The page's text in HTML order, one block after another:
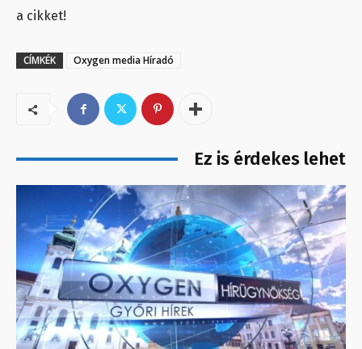
a cikket!
CÍMKÉK Oxygen media Híradó
Ez is érdekes lehet